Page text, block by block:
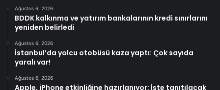
Ağustos 6, 2026
BDDK kalkınma ve yatırım bankalarının kredi sınırlarını
yeniden belirledi
Ağustos 6, 2026
İstanbul’da yolcu otobüsü kaza yaptı: Çok sayıda
yaralı var!
Ağustos 6, 2026
Apple, iPhone etkinliğine hazırlanıyor: İşte tanıtılacak